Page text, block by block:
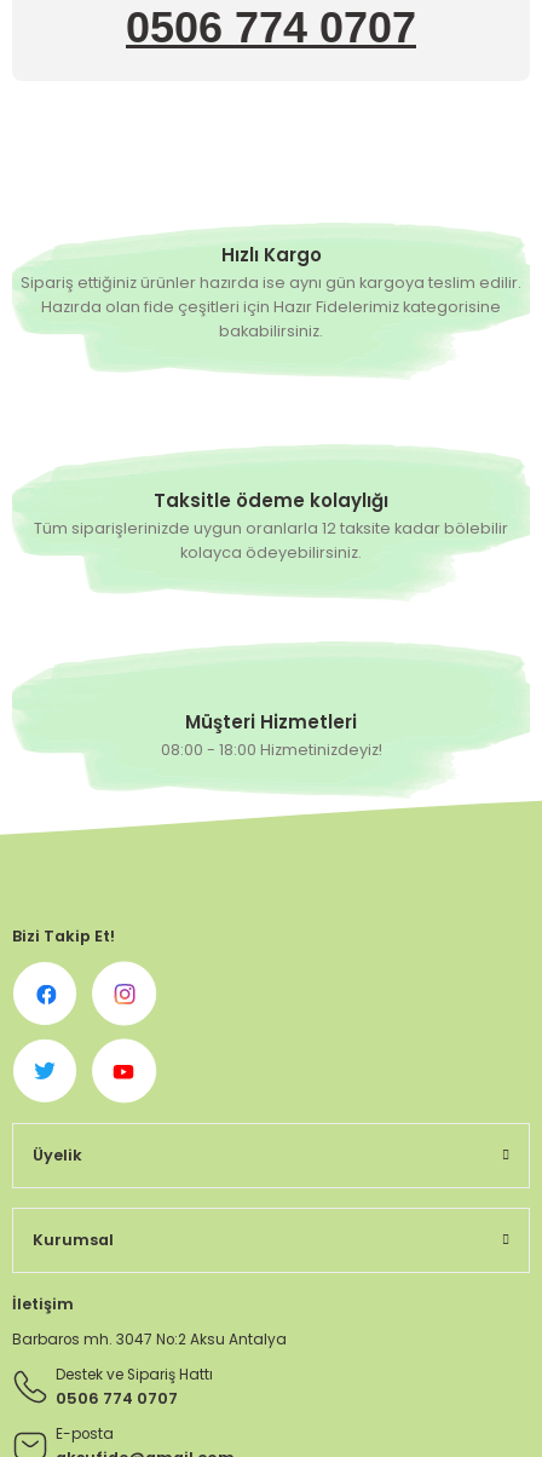
0506 774 0707
Hızlı Kargo
Sipariş ettiğiniz ürünler hazırda ise aynı gün kargoya teslim edilir.
Hazırda olan fide çeşitleri için Hazır Fidelerimiz kategorisine
bakabilirsiniz.
Taksitle ödeme kolaylığı
Tüm siparişlerinizde uygun oranlarla 12 taksite kadar bölebilir
kolayca ödeyebilirsiniz.
Müşteri Hizmetleri
08:00 - 18:00 Hizmetinizdeyiz!
Bizi Takip Et!
Üyelik
Kurumsal
İletişim
Barbaros mh. 3047 No:2 Aksu Antalya
Destek ve Sipariş Hattı
0506 774 0707
E-posta